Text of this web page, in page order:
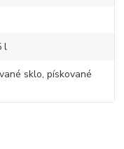
l
sklo, pískované